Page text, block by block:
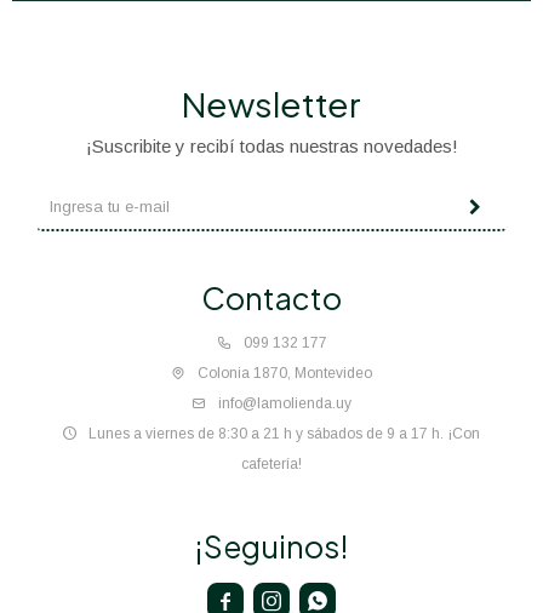
Contacto
099 132 177
Colonia 1870, Montevideo
info@lamolienda.uy
Lunes a viernes de 8:30 a 21 h y sábados de 9 a 17 h. ¡Con
cafetería!
Newsletter
¡Suscribite y recibí todas nuestras novedades!
¡Seguinos!
  